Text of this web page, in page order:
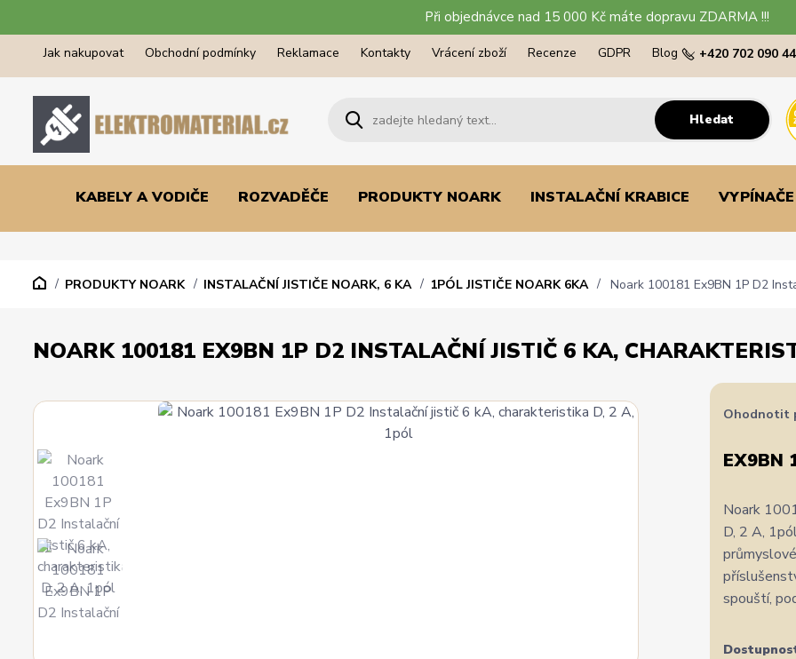
Při objednávce nad 15 000 Kč máte dopravu ZDARMA !!!
Jak nakupovat Obchodní podmínky Reklamace Kontakty Vrácení zboží Recenze GDPR Blog
Hledat
+420 702 090
KABELY A VODIČE ROZVADĚČE PRODUKTY NOARK INSTALAČNÍ KRABICE
PRODUKTY NOARK INSTALAČNÍ JISTIČE NOARK, 6 KA 1PÓL JISTIČE NOARK 6KA Noark 100181 Ex9BN 1P D2
NOARK 100181 EX9BN 1P D2 INSTALAČNÍ JISTIČ 6 KA,
Ohodnotit
EX9BN
Noark
D, 2 A,
spouští,